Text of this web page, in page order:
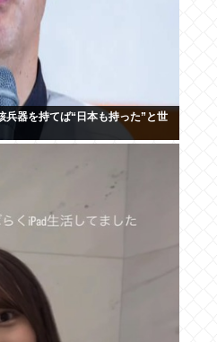
兵器を持てば“日本も持った”と世